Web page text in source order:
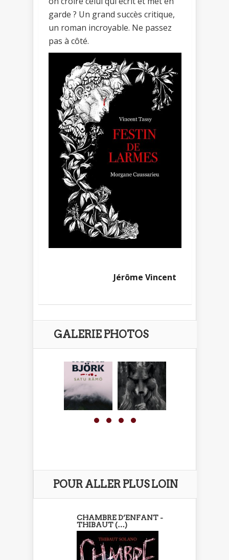
garde ? Un grand succès critique,
un roman incroyable. Ne passez
pas à côté.
Jérôme Vincent
GALERIE PHOTOS
POUR ALLER PLUS LOIN
CHAMBRE D’ENFANT -
THIBAUT (…)